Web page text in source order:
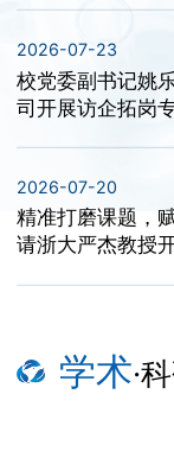
校友动
历届校
2026-07-23
校党委副书记姚
司开展访企拓岗
2026-07-20
精准打磨课题，
请浙大严杰教授
学术·